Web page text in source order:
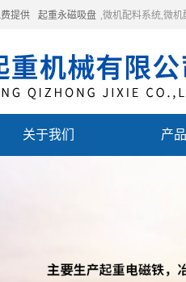
提供 起重永磁吸盘 ,微机配料系统,微机
关于我们 产